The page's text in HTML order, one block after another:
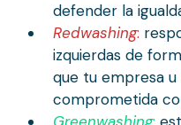
defender la
Redwashing:
izquierdas de
que tu empresa
comprometida